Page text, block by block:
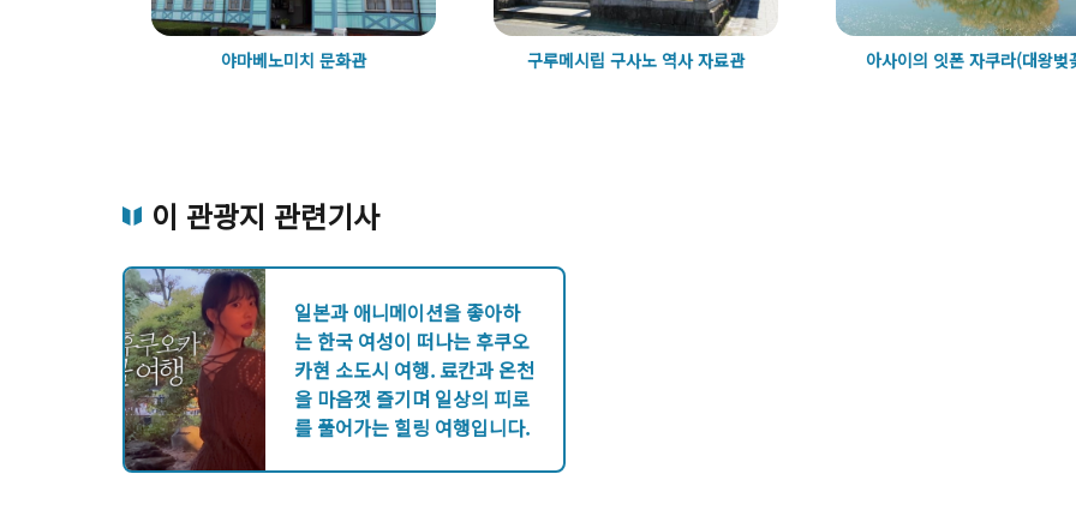
야마베노미치 문화관 구루메시립 구사노 역사 자료관 아사이의 잇폰 자쿠라(대왕벚
이 관광지 관련기사
일본과 애니메이션을 좋아하
는 한국 여성이 떠나는 후쿠오
카현 소도시 여행. 료칸과 온천
을 마음껏 즐기며 일상의 피로
를 풀어가는 힐링 여행입니다.